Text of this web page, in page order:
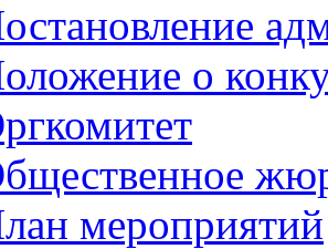
о
мероприятий